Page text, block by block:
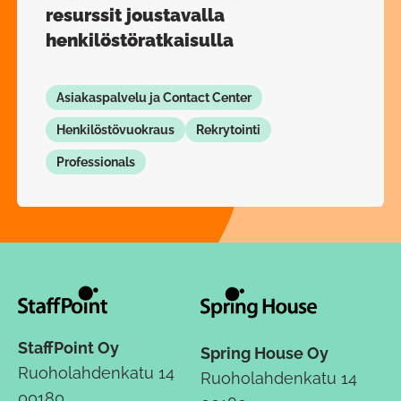
resurssit joustavalla
henkilöstöratkaisulla
Asiakaspalvelu ja Contact Center
Henkilöstövuokraus Rekrytointi
Professionals
StaffPoint Oy
Ruoholahdenkatu 14
Spring House Oy
Ruoholahdenkatu 14